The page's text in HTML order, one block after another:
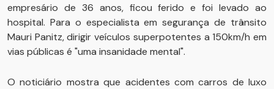
empresário de 36 anos, ficou ferido e foi levado ao
hospital. Para o especialista em segurança de trânsito
Mauri Panitz, dirigir veículos superpotentes a 150km/h em
vias públicas é "uma insanidade mental".
O noticiário mostra que acidentes com carros de luxo